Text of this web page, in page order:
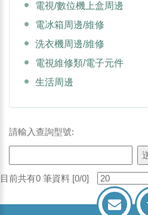
電視/數位機上盒周邊
電冰箱周邊/維修
洗衣機周邊/維修
電視維修類/電子元件
生活周邊
請輸入查詢型號:
目前共有0 筆資料 [0/0]